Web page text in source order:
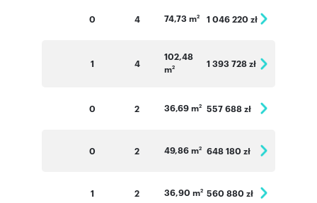
0 4 74,73 m2 1 046 220 zł
1 4
102,48
m2 1 393 728 zł
0 2 36,69 m2 557 688 zł
0 2 49,86 m2 648 180 zł
1 2 36,90 m2 560 880 zł